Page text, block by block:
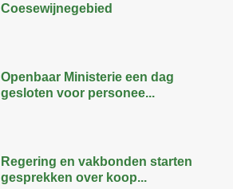
Coesewijnegebied
Openbaar Ministerie een dag
gesloten voor personee...
Regering en vakbonden starten
gesprekken over koop...